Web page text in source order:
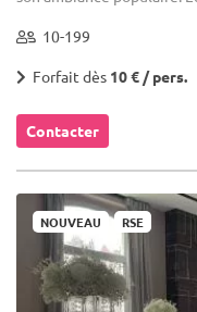
10-199
Forfait dès 10 € / pers.
Contacter
NOUVEAU RSE